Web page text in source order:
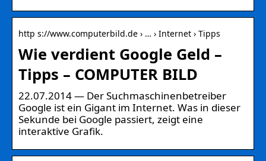
http s://www.computerbild.de › … › Internet › Tipps
Wie verdient Google Geld –
Tipps – COMPUTER BILD
22.07.2014 — Der Suchmaschinenbetreiber
Google ist ein Gigant im Internet. Was in dieser
Sekunde bei Google passiert, zeigt eine
interaktive Grafik.